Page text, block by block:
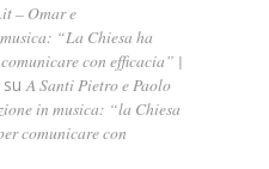
– Omar e
“La Chiesa ha
con efficacia” |
suA Santi Pietro e Paolo
in musica: “la Chiesa
comunicare con